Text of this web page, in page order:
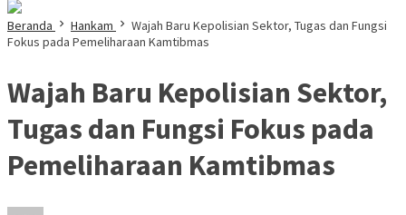
Beranda Hankam
Wajah Baru Kepolisian Sektor, Tugas dan Fungsi
Fokus pada Pemeliharaan Kamtibmas
Wajah Baru Kepolisian Sektor,
Tugas dan Fungsi Fokus pada
Pemeliharaan Kamtibmas